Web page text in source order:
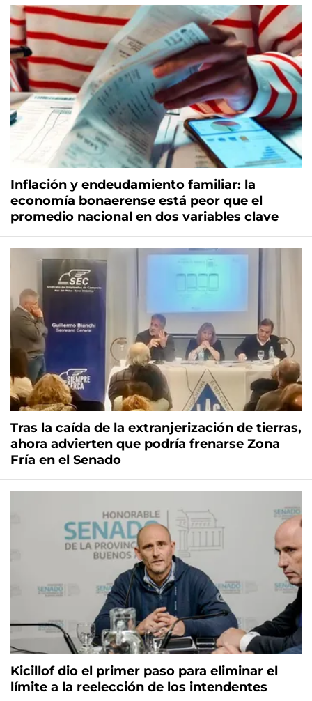
Inflación y endeudamiento familiar: la
economía bonaerense está peor que el
promedio nacional en dos variables clave
Tras la caída de la extranjerización de tierras,
ahora advierten que podría frenarse Zona
Fría en el Senado
Kicillof dio el primer paso para eliminar el
límite a la reelección de los intendentes